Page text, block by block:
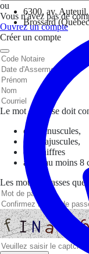
6300, av.
Brossard
ou
Vous n'avez pas de
Ouvrez un compte
Créer un compte
Le mot de passe doit
des minuscules,
des majuscules,
des chiffres
avoir au moins 8
Les mots de passes